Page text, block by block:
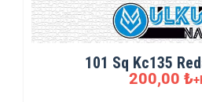
101 Sq Kc135
200,00 ₺